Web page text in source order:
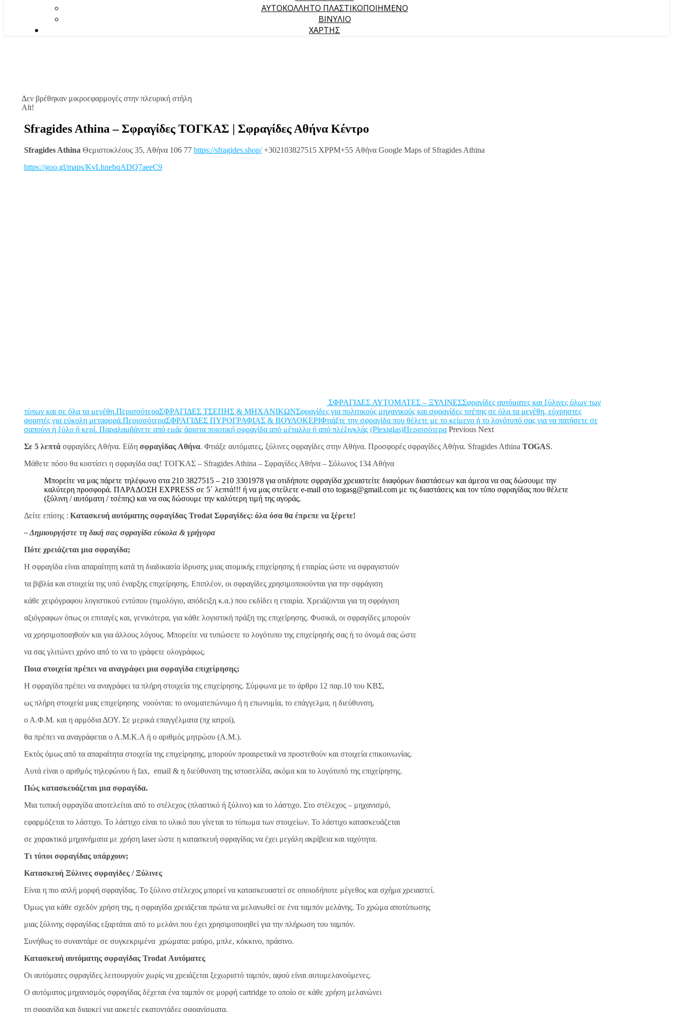
ΑΥΤΟΚΟΛΛΗΤΟ ΠΛΑΣΤΙΚΟΠΟΙΗΜΕΝΟ
ΒΙΝΥΛΙΟ
ΧΑΡΤΗΣ
Δεν βρέθηκαν μικροεφαρμογές στην πλευρική στήλη
Alt!
Sfragides Athina – Σφραγίδες ΤΟΓΚΑΣ | Σφραγίδες Αθήνα Κέντρο
Sfragides Athina Θεμιστοκλέους 35, Αθήνα 106 77 https://sfragides.shop/+302103827515 XPPM+55 Αθήνα Google Maps of Sfragides Athina
https://goo.gl/maps/KvLhnebqADQ7aeeC9
ΣΦΡΑΓΙΔΕΣ ΑΥΤΟΜΑΤΕΣ – ΞΥΛΙΝΕΣΣφραγίδες αυτόματες και ξύλινες όλων των
τύπων και σε όλα τα μεγέθη.ΠερισσότεραΣΦΡΑΓΙΔΕΣ ΤΣΕΠΗΣ & ΜΗΧΑΝΙΚΩΝΣφραγίδες για πολιτικούς μηχανικούς και σφραγίδες τσέπης σε όλα τα μεγέθη, εύχρηστες
φορητές για εύκολη μεταφορά.ΠερισσότεραΣΦΡΑΓΙΔΕΣ ΠΥΡΟΓΡΑΦΙΑΣ & ΒΟΥΛΟΚΕΡΙΦτιάξτε την σφραγίδα που θέλετε με το κείμενο ή το λογότυπό σας για να πατήσετε σε
σαπούνι ή ξύλο ή κερί. Παραλαμβάνετε από εμάς άριστα ποιοτική σφραγίδα από μέταλλο ή από πλέξιγκλάς (Plexiglas)Περισσότερα Previous Next
Σε 5 λεπτά σφραγίδες Αθήνα. Είδη σφραγίδας Αθήνα. Φτιάξε αυτόματες, ξύλινες σφραγίδες στην Αθήνα. Προσφορές σφραγίδες Αθήνα. Sfragides Athina TOGAS.
Μάθετε πόσο θα κοστίσει η σφραγίδα σας! ΤΟΓΚΑΣ – Sfragides Athina – Σφραγίδες Αθήνα – Σόλωνος 134 Αθήνα
Μπορείτε να μας πάρετε τηλέφωνο στα 210 3827515 – 210 3301978 για οτιδήποτε σφραγίδα χρειαστείτε διαφόρων διαστάσεων και άμεσα να σας δώσουμε την
καλύτερη προσφορά. ΠΑΡΑΔΟΣΗ EXPRESS σε 5΄ λεπτά!!! ή να μας στείλετε e-mail στο togasg@gmail.com με τις διαστάσεις και τον τύπο σφραγίδας που θέλετε
(ξύλινη / αυτόματη / τσέπης) και να σας δώσουμε την καλύτερη τιμή της αγοράς.
Δείτε επίσης : Κατασκευή αυτόματης σφραγίδας Trodat Σφραγίδες: όλα όσα θα έπρεπε να ξέρετε!
– Δημιουργήστε τη δική σας σφραγίδα εύκολα & γρήγορα
Πότε χρειάζεται μια σφραγίδα;
H σφραγίδα είναι απαραίτητη κατά τη διαδικασία ίδρυσης μιας ατομικής επιχείρησης ή εταιρίας ώστε να σφραγιστούν
τα βιβλία και στοιχεία της υπό έναρξης επιχείρησης. Επιπλέον, οι σφραγίδες χρησιμοποιούνται για την σφράγιση
κάθε χειρόγραφου λογιστικού εντύπου (τιμολόγιο, απόδειξη κ.α.) που εκδίδει η εταιρία. Χρειάζονται για τη σφράγιση
αξιόγραφων όπως οι επιταγές και, γενικότερα, για κάθε λογιστική πράξη της επιχείρησης. Φυσικά, οι σφραγίδες μπορούν
να χρησιμοποιηθούν και για άλλους λόγους. Μπορείτε να τυπώσετε το λογότυπο της επιχείρησής σας ή το όνομά σας ώστε
να σας γλιτώνει χρόνο από το να το γράφετε ολογράφως.
Ποια στοιχεία πρέπει να αναγράφει μια σφραγίδα επιχείρησης;
Η σφραγίδα πρέπει να αναγράφει τα πλήρη στοιχεία της επιχείρησης. Σύμφωνα με το άρθρο 12 παρ.10 του ΚΒΣ,
ως πλήρη στοιχεία μιας επιχείρησης νοούνται: το ονοματεπώνυμο ή η επωνυμία, το επάγγελμα, η διεύθυνση,
ο Α.Φ.Μ. και η αρμόδια ΔΟΥ. Σε μερικά επαγγέλματα (πχ ιατροί),
θα πρέπει να αναγράφεται ο Α.Μ.Κ.Α ή ο αριθμός μητρώου (Α.Μ.).
Εκτός όμως από τα απαραίτητα στοιχεία της επιχείρησης, μπορούν προαιρετικά να προστεθούν και στοιχεία επικοινωνίας.
Αυτά είναι ο αριθμός τηλεφώνου ή fax, email & η διεύθυνση της ιστοσελίδα, ακόμα και το λογότυπό της επιχείρησης.
Πώς κατασκευάζεται μια σφραγίδα.
Μια τυπική σφραγίδα αποτελείται από το στέλεχος (πλαστικό ή ξύλινο) και το λάστιχο. Στο στέλεχος – μηχανισμό,
εφαρμόζεται το λάστιχο. Το λάστιχο είναι το υλικό που γίνεται το τύπωμα των στοιχείων. Το λάστιχο κατασκευάζεται
σε χαρακτικά μηχανήματα με χρήση laser ώστε η κατασκευή σφραγίδας να έχει μεγάλη ακρίβεια και ταχύτητα.
Τι τύποι σφραγίδας υπάρχουν;
Κατασκευή Ξύλινες σφραγίδες / Ξύλινες
Είναι η πιο απλή μορφή σφραγίδας. Το ξύλινο στέλεχος μπορεί να κατασκευαστεί σε οποιοδήποτε μέγεθος και σχήμα χρειαστεί.
Όμως για κάθε σχεδόν χρήση της, η σφραγίδα χρειάζεται πρώτα να μελανωθεί σε ένα ταμπόν μελάνης. Το χρώμα αποτύπωσης
μιας ξύλινης σφραγίδας εξαρτάται από το μελάνι που έχει χρησιμοποιηθεί για την πλήρωση του ταμπόν.
Συνήθως το συναντάμε σε συγκεκριμένα χρώματα: μαύρο, μπλε, κόκκινο, πράσινο.
Κατασκευή αυτόματης σφραγίδας Trodat Αυτόματες
Οι αυτόματες σφραγίδες λειτουργούν χωρίς να χρειάζεται ξεχωριστό ταμπόν, αφού είναι αυτομελανούμενες.
Ο αυτόματος μηχανισμός σφραγίδας δέχεται ένα ταμπόν σε μορφή cartridge το οποίο σε κάθε χρήση μελανώνει
τη σφραγίδα και διαρκεί για αρκετές εκατοντάδες σφραγίσματα.